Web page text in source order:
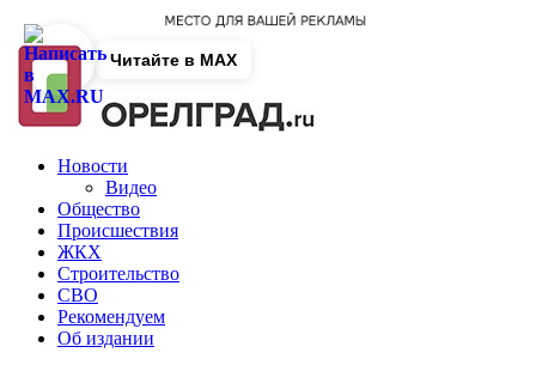
Новости
Видео
Общество
Происшествия
ЖКХ
Строительство
СВО
Рекомендуем
Об издании
Читайте в MAX